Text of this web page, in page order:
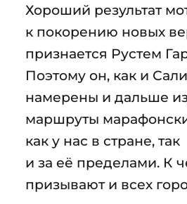
Хороший результат
к покорению новых
признается Рустем
Поэтому он, как и
намерены и дальше
маршруты
как у нас в стране, так
и за её пределами. К
призывают и всех